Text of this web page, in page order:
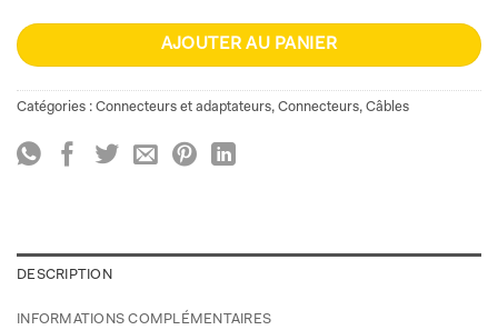
AJOUTER AU PANIER
Catégories : Connecteurs et adaptateurs, Connecteurs, Câbles
DESCRIPTION
INFORMATIONS COMPLÉMENTAIRES